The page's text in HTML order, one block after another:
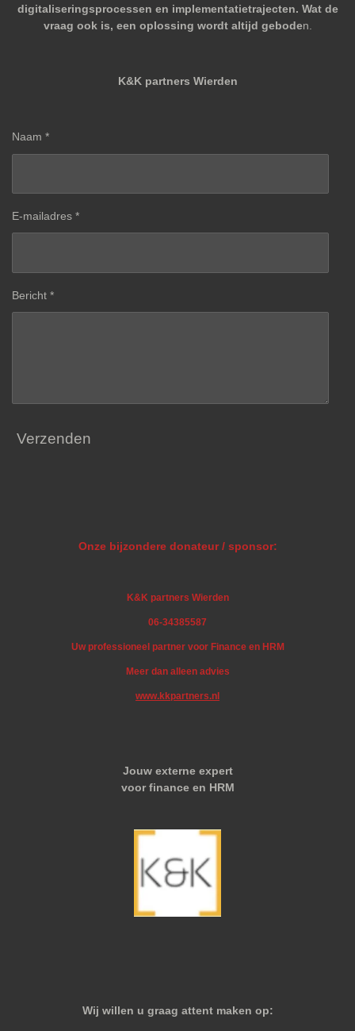
digitaliseringsprocessen en implementatietrajecten. Wat de
vraag ook is, een oplossing wordt altijd geboden.
K&K partners Wierden
Naam *
E-mailadres *
Bericht *
Verzenden
Onze bijzondere donateur / sponsor:
K&K partners Wierden
06-34385587
Uw professioneel partner voor Finance en HRM
Meer dan alleen advies
www.kkpartners.nl
Jouw externe expert
voor finance en HRM
Wij willen u graag attent maken op: